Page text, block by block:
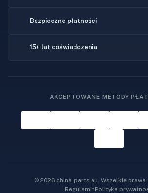
Bezpieczne płatności
15+ lat doświadczenia
AKCEPTOWANE METODY
© 2026 china-parts.eu. Wszelkie prawa
RegulaminPolityka